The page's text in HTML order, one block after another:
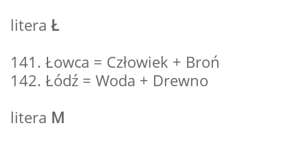
litera Ł
141. Łowca = Człowiek + Broń
142. Łódź = Woda + Drewno
litera M